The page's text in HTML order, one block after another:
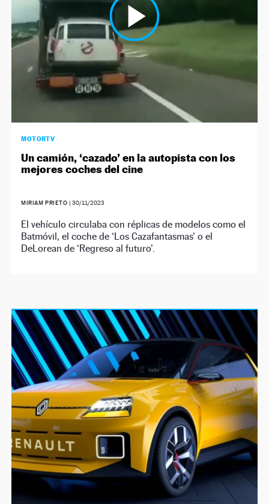
MOTORTV
Un camión, ‘cazado’ en la autopista con los
mejores coches del cine
MIRIAM PRIETO | 30/11/2023
El vehículo circulaba con réplicas de modelos como el
Batmóvil, el coche de ‘Los Cazafantasmas’ o el
DeLorean de ‘Regreso al futuro’.